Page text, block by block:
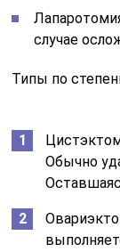
случае
Типы по
Обычно